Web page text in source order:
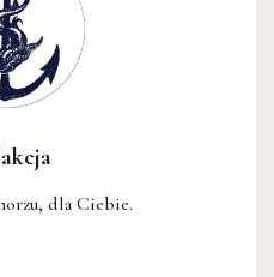
dla Ciebie.